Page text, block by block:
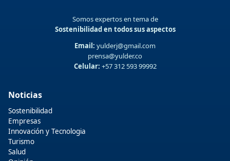
Somos expertos en tema de
Sostenibilidad en todos sus aspectos
Email: yulderj@gmail.com
prensa@yulder.co
Celular: +57 312 593 99992
Noticias
Sostenibilidad
Empresas
Innovación y Tecnologia
Turismo
Salud